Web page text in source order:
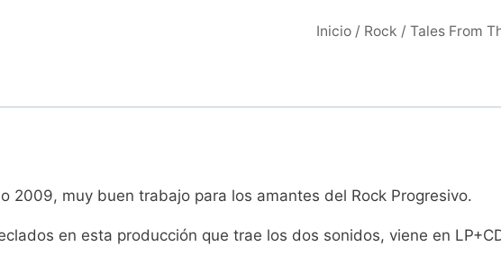
Inicio/ Rock / Tales From
2009, muy buen trabajo para los amantes del Rock Progresivo.
en esta producción que trae los dos sonidos, viene en